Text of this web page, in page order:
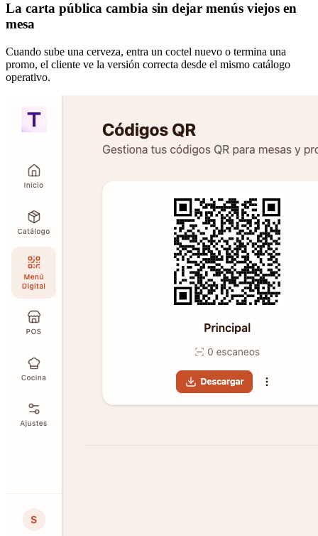
La carta pública cambia sin dejar menús viejos en
mesa
Cuando sube una cerveza, entra un coctel nuevo o termina una
promo, el cliente ve la versión correcta desde el mismo catálogo
operativo.